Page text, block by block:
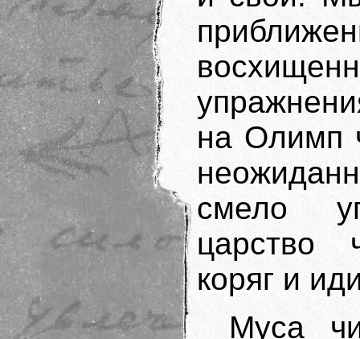
на Олимп
смело
царство
коряг и
Муса